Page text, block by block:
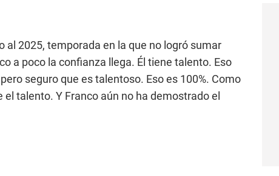
al 2025, temporada en la que no logró sumar
a poco la confianza llega. Él tiene talento. Eso
seguro que es talentoso. Eso es 100%. Como
talento. Y Franco aún no ha demostrado el